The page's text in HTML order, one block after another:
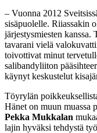
– Vuonna 2012
sisäpuolelle. Riiassakin
järjestysmiesten kanssa.
tavarani vielä
toivottivat minut
salibandyliiton
käynyt keskustelut
Töyrylän
Hänet on muun muassa
Pekka Mukkalan
lajin hyväksi tehdystä